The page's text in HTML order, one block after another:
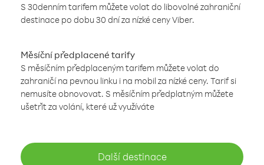
S 30denním tarifem můžete volat do libovolné zahraniční
destinace po dobu 30 dní za nízké ceny Viber.
Měsíční předplacené tarify
S měsíčním předplaceným tarifem můžete volat do
zahraničí na pevnou linku i na mobil za nízké ceny. Tarif si
nemusíte obnovovat. S měsíčním předplatným můžete
ušetřit za volání, které už využíváte
Další destinace